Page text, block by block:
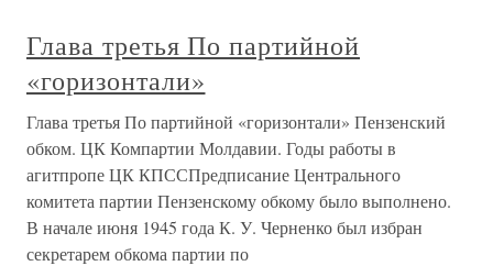
Глава третья По партийной
«горизонтали»
Глава третья По партийной «горизонтали» Пензенский
обком. ЦК Компартии Молдавии. Годы работы в
агитпропе ЦК КПССПредписание Центрального
комитета партии Пензенскому обкому было выполнено.
В начале июня 1945 года К. У. Черненко был избран
секретарем обкома партии по